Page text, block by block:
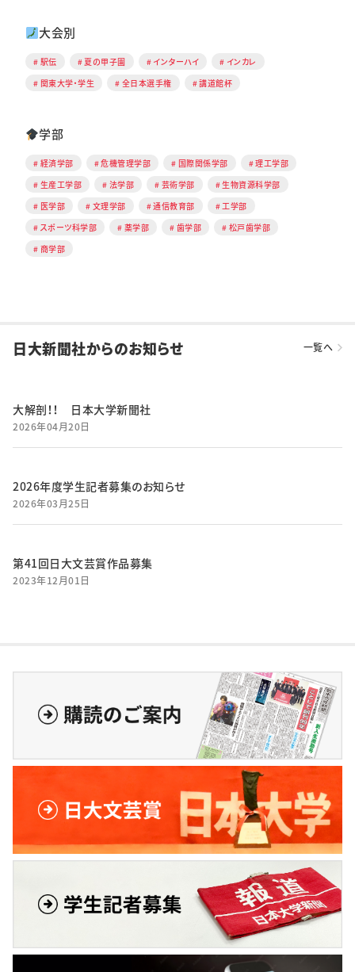
大会別
駅伝 夏の甲子園 インターハイ
インカレ
関東大学・学生
全日本選手権 講道館杯
学部
経済学部 危機管理学部 国際関係学部
理工学部
生産工学部
法学部 芸術学部
生物資源科学部
医学部
文理学部 通信教育部
工学部
スポーツ科学部
薬学部 歯学部
松戸歯学部
商学部
日大新聞社からのお知らせ 一覧へ
大解剖！！ 日本大学新聞社
2026年04月20日
2026年度学生記者募集のお知らせ
2026年03月25日
第41回日大文芸賞作品募集
2023年12月01日